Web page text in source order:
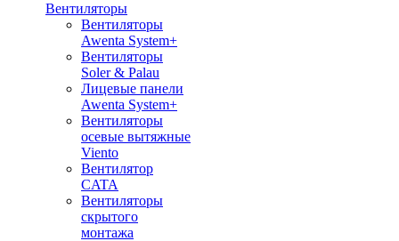
Вентиляторы
Вентиляторы
Awenta System+
Вентиляторы
Soler & Palau
Лицевые панели
Awenta System+
Вентиляторы
осевые вытяжные
Viento
Вентилятор
CATA
Вентиляторы
скрытого
монтажа